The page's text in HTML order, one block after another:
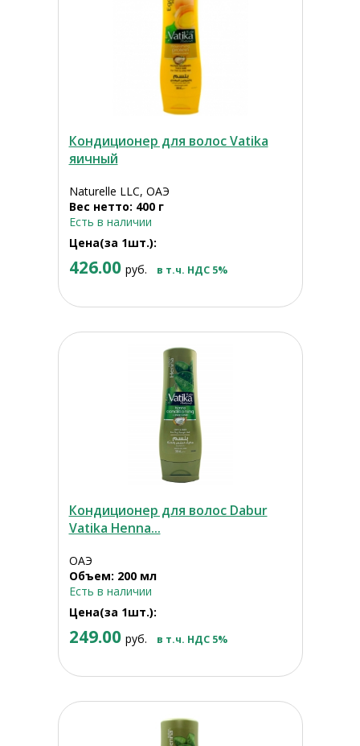
Кондиционер для волос Vatika
яичный
Naturelle LLC, ОАЭ
Вес нетто: 400 г
Есть в наличии
Цена(за 1шт.):
426.00 руб. в т.ч. НДС 5%
Кондиционер для волос Dabur
Vatika Henna...
ОАЭ
Объем: 200 мл
Есть в наличии
Цена(за 1шт.):
249.00 руб. в т.ч. НДС 5%